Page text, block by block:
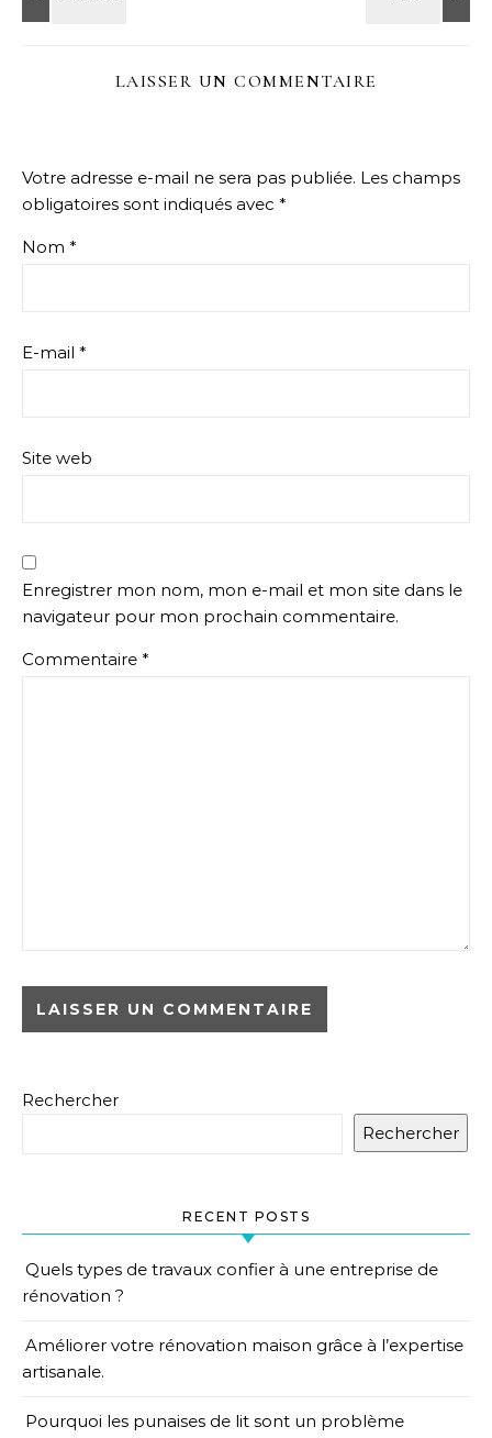
LAISSER UN COMMENTAIRE
Votre adresse e-mail ne sera pas publiée. Les champs
obligatoires sont indiqués avec *
Nom *
E-mail *
Site web
Enregistrer mon nom, mon e-mail et mon site dans le
navigateur pour mon prochain commentaire.
Commentaire *
Rechercher
Rechercher
RECENT POSTS
Quels types de travaux confier à une entreprise de
rénovation ?
Améliorer votre rénovation maison grâce à l’expertise
artisanale.
Pourquoi les punaises de lit sont un problème